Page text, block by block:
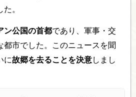
。
ン公国の首都であり、軍事・交
都市でした。このニュースを聞
に故郷を去ることを決意しまし